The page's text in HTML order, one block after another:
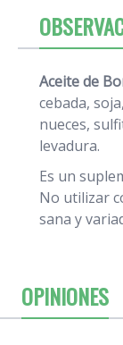
Aceite de
cebada,
nueces,
levadura.
Es un
No utilizar
sana y
OPINIONES